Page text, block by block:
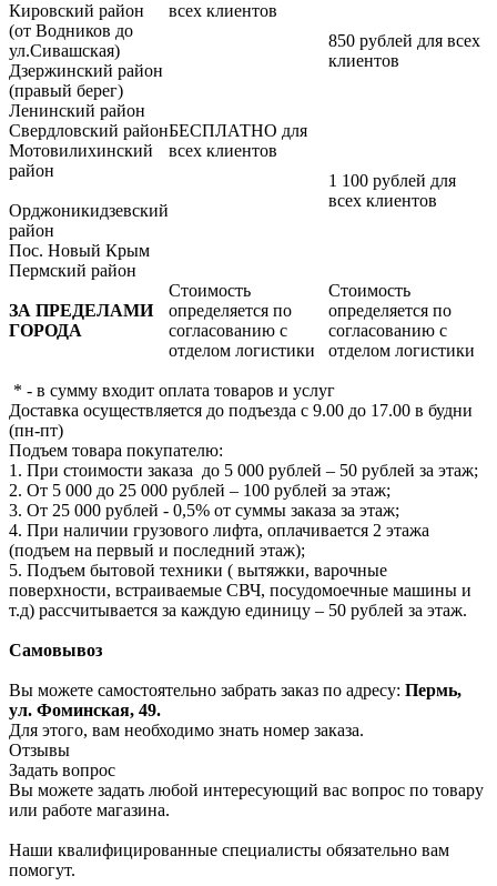
Кировский район
(от Водников до
ул.Сивашская)
Дзержинский район
(правый берег)
Ленинский район
Свердловский район
Мотовилихинский
район
Орджоникидзевский
район
Пос. Новый Крым
Пермский район
всех клиентов
БЕСПЛАТНО для
всех клиентов
850 рублей для всех
клиентов
1 100 рублей для
всех клиентов
ЗА ПРЕДЕЛАМИ
ГОРОДА
Стоимость
определяется по
согласованию с
отделом логистики
Стоимость
определяется по
согласованию с
отделом логистики
* - в сумму входит оплата товаров и услуг
Доставка осуществляется до подъезда с 9.00 до 17.00 в будни
(пн-пт)
Подъем товара покупателю:
1. При стоимости заказа до 5 000 рублей – 50 рублей за этаж;
2. От 5 000 до 25 000 рублей – 100 рублей за этаж;
3. От 25 000 рублей - 0,5% от суммы заказа за этаж;
4. При наличии грузового лифта, оплачивается 2 этажа
(подъем на первый и последний этаж);
5. Подъем бытовой техники ( вытяжки, варочные
поверхности, встраиваемые СВЧ, посудомоечные машины и
т.д) рассчитывается за каждую единицу – 50 рублей за этаж.
Самовывоз
Вы можете самостоятельно забрать заказ по адресу: Пермь,
ул. Фоминская, 49.
Для этого, вам необходимо знать номер заказа.
Отзывы
Задать вопрос
Вы можете задать любой интересующий вас вопрос по товару
или работе магазина.
Наши квалифицированные специалисты обязательно вам
помогут.